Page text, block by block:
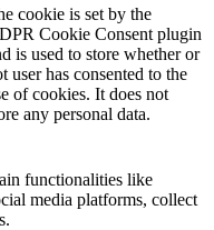
cookie is set by the
Cookie Consent plugin
is used to store whether or
user has consented to the
of cookies. It does not
any personal data.
functionalities like
media platforms, collect